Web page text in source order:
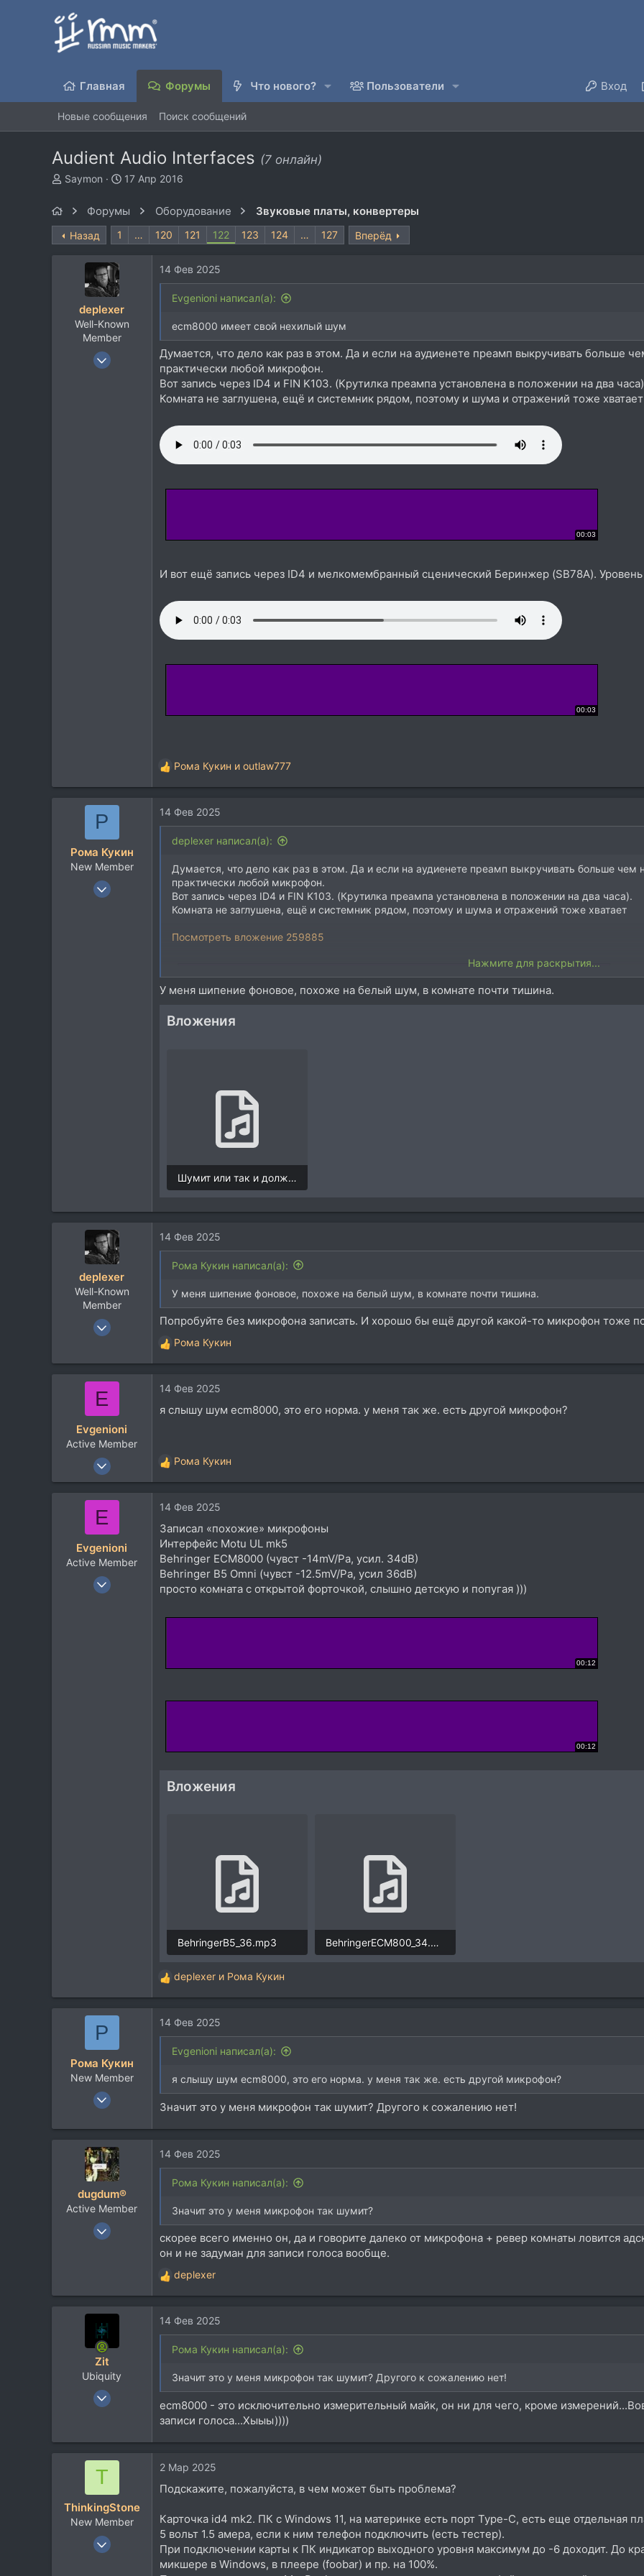
Главная Форумы Что нового? Пользователи Вход
Новые сообщения Поиск сообщений
Audient Audio Interfaces (7 онлайн)
А
р
т
Saymon
Д
а
а
17 Апр 2016
Форумы Оборудование Звуковые платы, конвертеры
Назад 1 … 120 121 122 123 124 … 127 Вперёд
deplexer
Well-Known
Member
9 Янв 2012
14 Фев 2025
Evgenioni написал(а):
ecm8000 имеет свой нехилый шум
Думается, что дело как раз в этом. Да и если на аудиенете преамп выкручивать больше
практически любой микрофон.
Вот запись через ID4 и FIN K103. (Крутилка преампа установлена в положении на два
Комната не заглушена, ещё и системник рядом, поэтому и шума и отражений тоже хватает
И вот ещё запись через ID4 и мелкомембранный сценический Беринжер (SB78A).
Р
е
к
ц
Рома Кукин и outlaw777
Р
Рома Кукин
New Member
11 Фев 2025
14 Фев 2025
deplexer написал(а):
Думается, что дело как раз в этом. Да и если на аудиенете преамп выкручивать больше чем
практически любой микрофон.
Вот запись через ID4 и FIN K103. (Крутилка преампа установлена в положении на два часа).
Комната не заглушена, ещё и системник рядом, поэтому и шума и отражений тоже хватает
Посмотреть вложение 259885
Нажмите для раскрытия...
У меня шипение фоновое, похоже на белый шум, в комнате почти тишина.
Вложения
Шумит или так и должно.mp3
deplexer
Well-Known
Member
9 Янв 2012
113
14 Фев 2025
Рома Кукин написал(а):
У меня шипение фоновое, похоже на белый шум, в комнате почти тишина.
Попробуйте без микрофона записать. И хорошо бы ещё другой какой-то микрофон тоже
Р
е
к
и
Рома Кукин
E
Evgenioni
Active Member
13 Мар 2023
401
Россия
14 Фев 2025
я слышу шум ecm8000, это его норма. у меня так же. есть другой микрофон?
Р
е
к
и
и
:
Рома Кукин
E
Evgenioni
Active Member
13 Мар 2023
14 Фев 2025
Записал «похожие» микрофоны
Интерфейс Motu UL mk5
Behringer ECM8000 (чувст -14mV/Pa, усил. 34dB)
Behringer B5 Omni (чувст -12.5mV/Pa, усил 36dB)
просто комната с открытой форточкой, слышно детскую и попугая )))
Вложения
BehringerB5_36.mp3 BehringerECM800_34.mp3
Р
е
к
ц
deplexer и Рома Кукин
Р
Рома Кукин
New Member
11 Фев 2025
0
14 Фев 2025
Evgenioni написал(а):
я слышу шум ecm8000, это его норма. у меня так же. есть другой микрофон?
Значит это у меня микрофон так шумит? Другого к сожалению нет!
dugdum®
Active Member
12 Янв 2005
14 Фев 2025
Рома Кукин написал(а):
Значит это у меня микрофон так шумит?
скорее всего именно он, да и говорите далеко от микрофона + ревер комнаты ловится
он и не задуман для записи голоса вообще.
Р
е
к
ц
deplexer
Zit
Ubiquity
18 Май 2005
14 Фев 2025
Рома Кукин написал(а):
Значит это у меня микрофон так шумит? Другого к сожалению нет!
ecm8000 - это исключительно измерительный майк, он ни для чего, кроме
записи голоса...Хыыы))))
T
ThinkingStone
New Member
9 Июл 2014
2 Мар 2025
Подскажите, пожалуйста, в чем может быть проблема?
Карточка id4 mk2. ПК с Windows 11, на материнке есть порт Type-C, есть еще отдельная
5 вольт 1.5 амера, если к ним телефон подключить (есть тестер).
При подключении карты к ПК индикатор выходного уровня максимум до -6 доходит. До
микшере в Windows, в плеере (foobar) и пр. на 100%.